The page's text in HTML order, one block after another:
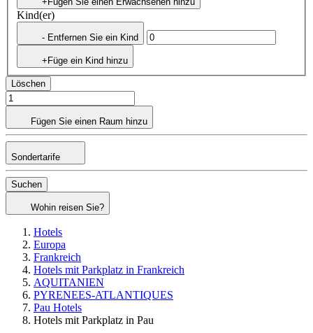
Kind(er)
- Entfernen Sie ein Kind
+Füge ein Kind hinzu
Löschen
Fügen Sie einen Raum hinzu
Sondertarife
Suchen
Wohin reisen Sie?
Hotels
Europa
Frankreich
Hotels mit Parkplatz in Frankreich
AQUITANIEN
PYRENEES-ATLANTIQUES
Pau Hotels
Hotels mit Parkplatz in Pau